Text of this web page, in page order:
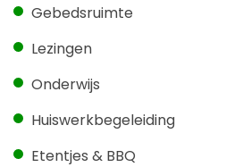
Gebedsruimte
Lezingen
Onderwijs
Huiswerkbegeleiding
Etentjes & BBQ